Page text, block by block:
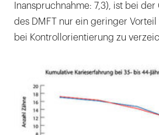
Inanspruchnahme: 7,3), ist bei
des DMFT nur ein geringer Vorteil
bei Kontrollorientierung zu